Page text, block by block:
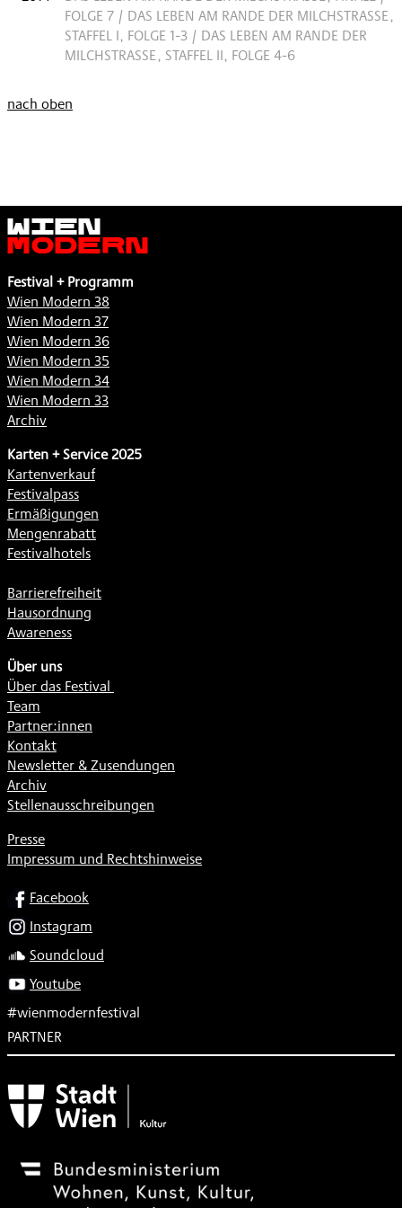
OLGE 7 / DAS LEBEN AM RANDE DER MILCHSTRASSE, ST
AFFEL I, FOLGE 1-3 / DAS LEBEN AM RANDE DER MI
LCHSTRASSE, STAFFEL II, FOLGE 4-6
nach oben
Wien
Modern
Festival + Programm
Wien Modern 38
Wien Modern 37
Wien Modern 36
Wien Modern 35
Wien Modern 34
Wien Modern 33
Archiv
Karten + Service 2025
Kartenverkauf
Festivalpass
Ermäßigungen
Mengenrabatt
Festivalhotels
Barrierefreiheit
Hausordnung
Awareness
Über uns
Über das Festival
Team
Partner:innen
Kontakt
Newsletter & Zusendungen
Archiv
Stellenausschreibungen
Presse
Impressum und Rechtshinweise
SOCIALFacebook
Instagram
Soundcloud
Youtube
#wienmodernfestival
PARTNER
Subventionsgeber